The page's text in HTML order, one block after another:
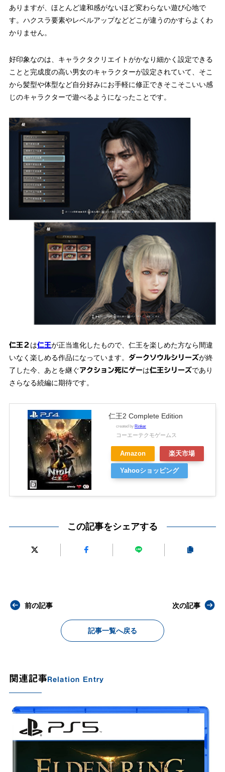
ありますが、ほとんど違和感がないほど変わらない遊び心地で
す。ハクスラ要素やレベルアップなどどこが違うのかすらよくわ
かりません。
好印象なのは、キャラクタクリエイトがかなり細かく設定できる
ことと完成度の高い男女のキャラクターが設定されていて、そこ
から髪型や体型など自分好みにお手軽に修正できそこそこいい感
じのキャラクターで遊べるようになったことです。
仁王２ は仁王が正当進化したもので、仁王を楽しめた方なら間違
いなく楽しめる作品になっています。
ダークソウルシリーズが終
了した今、あとを継ぐアクション死にゲーは仁王シリーズであり
さらなる続編に期待です。
仁王2 Complete Edition
created by Rinker
コーエーテクモゲームス
Amazon 楽天市場
Yahooショッピング
この記事をシェアする
前の記事
記事一覧へ戻る
次の記事
関連記事Relation Entry